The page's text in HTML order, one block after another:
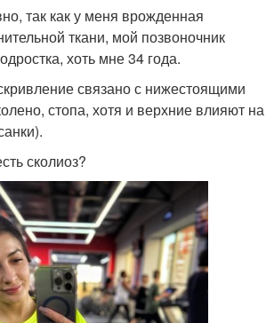
так как у меня врожденная
ткани, мой позвоночник
хоть мне 34 года.
связано с нижестоящими
стопа, хотя и верхние влияют на
сколиоз?